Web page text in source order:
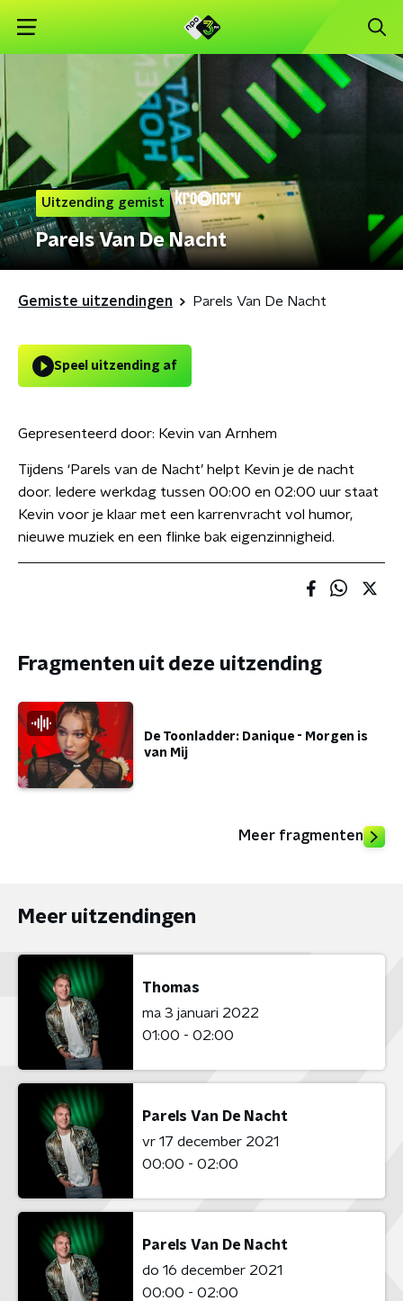
Uitzending gemist
Parels Van De Nacht
Gemiste uitzendingen Parels Van De Nacht
Speel uitzending af
Gepresenteerd door: Kevin van Arnhem
Tijdens ‘Parels van de Nacht’ helpt Kevin je de nacht
door. Iedere werkdag tussen 00:00 en 02:00 uur staat
Kevin voor je klaar met een karrenvracht vol humor,
nieuwe muziek en een flinke bak eigenzinnigheid.
Fragmenten uit deze uitzending
De Toonladder: Danique - Morgen is
van Mij
Meer fragmenten
Meer uitzendingen
Thomas
ma 3 januari 2022
01:00 - 02:00
Parels Van De Nacht
vr 17 december 2021
00:00 - 02:00
Parels Van De Nacht
do 16 december 2021
00:00 - 02:00